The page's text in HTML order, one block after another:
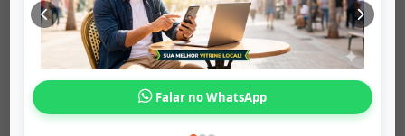
Falar no WhatsApp
tripe de mesa...
barramaisbaratovitrine
Origem: barramaisbaratovitrine
Share WhatsAppTwitter Facebook